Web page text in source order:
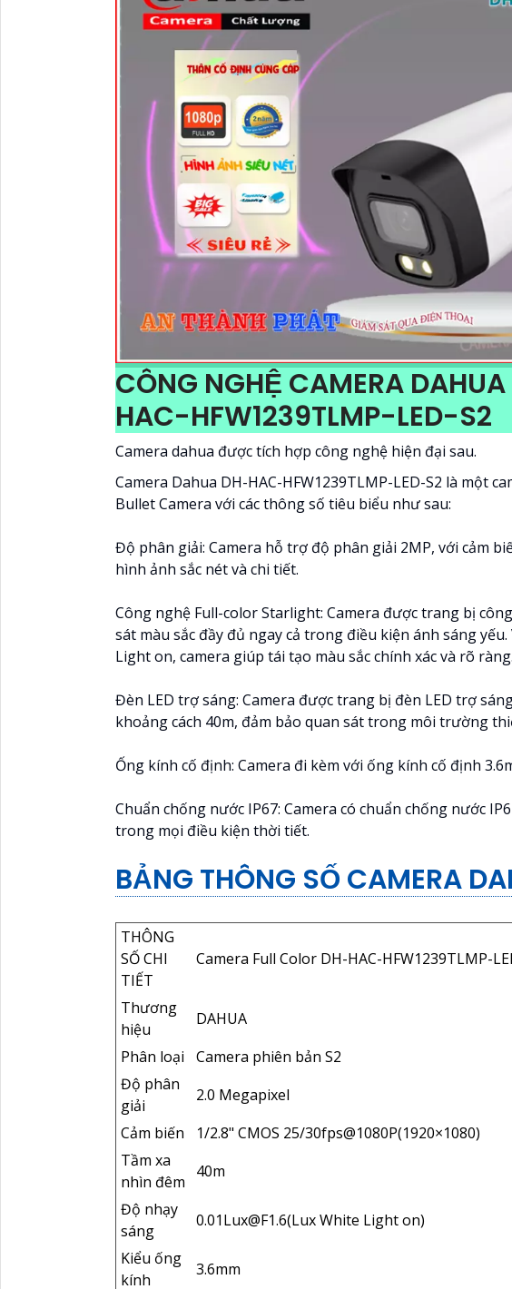
CÔNG NGHỆ CAMERA
HAC-HFW1239TLMP-LED-S2
Camera dahua được tích hợp công nghệ hiện đại sau.
Camera Dahua DH-HAC-HFW1239TLMP-LED-S2 là một
Bullet Camera với các thông số tiêu biểu như sau:
Độ phân giải: Camera hỗ trợ độ phân giải 2MP, với cảm
hình ảnh sắc nét và chi tiết.
Công nghệ Full-color Starlight: Camera được trang bị
sát màu sắc đầy đủ ngay cả trong điều kiện ánh sáng
Light on, camera giúp tái tạo màu sắc chính xác và rõ ràng.
Đèn LED trợ sáng: Camera được trang bị đèn LED trợ
khoảng cách 40m, đảm bảo quan sát trong môi trường
Ống kính cố định: Camera đi kèm với ống kính cố định
Chuẩn chống nước IP67: Camera có chuẩn chống nước
trong mọi điều kiện thời tiết.
BẢNG THÔNG SỐ CAMERA
THÔNG
SỐ CHI
TIẾT
Camera Full Color DH-HAC-HFW1239TLMP-
Thương
hiệu
DAHUA
Phân loại
Camera phiên bản S2
Độ phân
giải
2.0 Megapixel
Cảm biến
1/2.8" CMOS 25/30fps@1080P(1920×1080)
Tầm xa
nhìn đêm
40m
Độ nhạy
sáng
0.01Lux@F1.6(Lux White Light on)
Kiểu ống
kính
3.6mm